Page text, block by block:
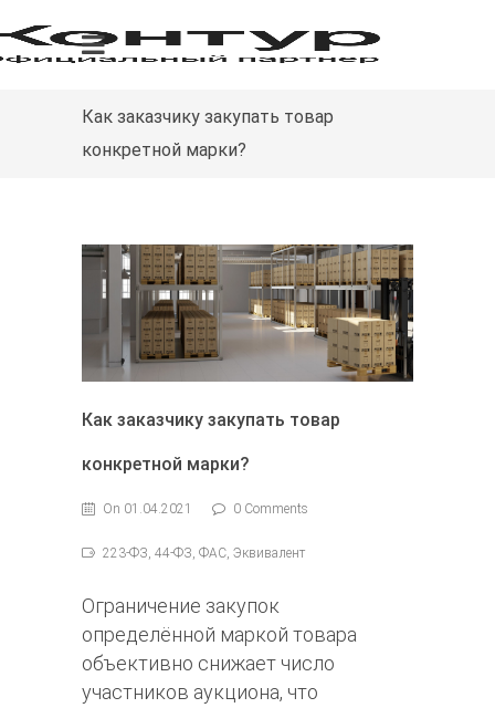
Как заказчику закупать товар
конкретной марки?
Как заказчику закупать товар
конкретной марки?
On 01.04.2021 0 Comments
223-ФЗ, 44-ФЗ, ФАС, Эквивалент
Ограничение закупок
определённой маркой товара
объективно снижает число
участников аукциона, что